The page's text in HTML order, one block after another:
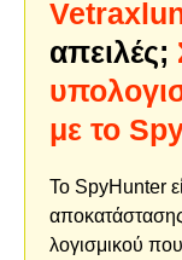
απειλές;
με το
Το SpyHunter
λογισμικού που